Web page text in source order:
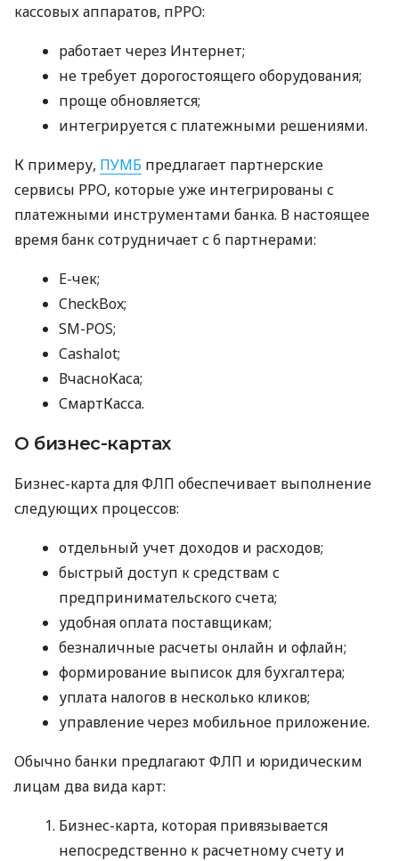
кассовых аппаратов, пРРО:
работает через Интернет;
не требует дорогостоящего оборудования;
проще обновляется;
интегрируется с платежными решениями.
К примеру, ПУМБ предлагает партнерские
сервисы РРО, которые уже интегрированы с
платежными инструментами банка. В настоящее
время банк сотрудничает с 6 партнерами:
E-чек;
CheckBox;
SM-POS;
Cashalot;
ВчасноКаса;
СмартКасса.
О бизнес-картах
Бизнес-карта для ФЛП обеспечивает выполнение
следующих процессов:
отдельный учет доходов и расходов;
быстрый доступ к средствам с
предпринимательского счета;
удобная оплата поставщикам;
безналичные расчеты онлайн и офлайн;
формирование выписок для бухгалтера;
уплата налогов в несколько кликов;
управление через мобильное приложение.
Обычно банки предлагают ФЛП и юридическим
лицам два вида карт:
Бизнес-карта, которая привязывается
непосредственно к расчетному счету и